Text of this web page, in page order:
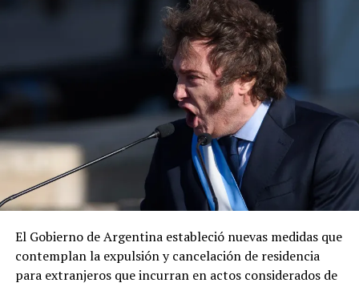
mexicano por la captura del presunto líder criminal.
ADVERTISEMENT
«Envía otro mensaje claro: los delincuentes no tienen
dónde esconderse», expresó el diplomático, quien
desmantelar los cárteles y llevar ante la justicia a los
responsables de delitos violentos continúa dando
resultados.
El Gobierno de Argentina estableció nuevas medidas que
contemplan la expulsión y cancelación de residencia
para extranjeros que incurran en actos considerados de